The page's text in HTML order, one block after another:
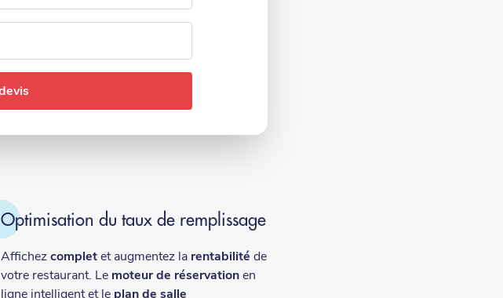
Optimisation du taux de remplissage
Affichezcompletet augmentez la rentabilité de
votre restaurant. Le moteur de réservationen
ligne intelligent et le plan de salle